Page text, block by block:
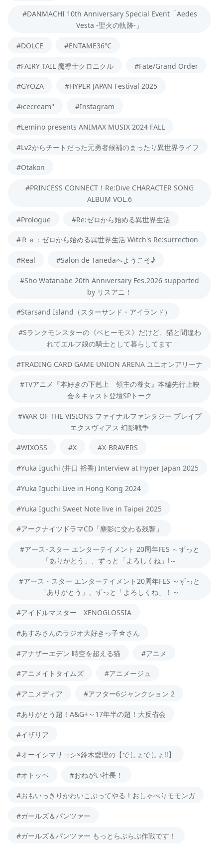
#DANMACHI 10th Anniversary Special Event「Aedes
Vesta -聖火の軌跡-」
#DOLCE #ENTAME36℃
#FAIRY TAIL 魔導士クロニクル #Fate/Grand Order
#GYOZA #HYPER JAPAN Festival 2025
#icecream° #Instagram
#Lemino presents ANIMAX MUSIX 2024 FALL
#Lv2からチートだった元勇者候補のまったり異世界ライフ
#Otakon
#PRINCESS CONNECT！Re:Dive CHARACTER SONG
ALBUM VOL.6
#Prologue #Re:ゼロから始める異世界生活
#Ｒｅ：ゼロから始める異世界生活 Witch's Re:surrection
#Real #Salon de Tanedaへようこそ♪
#Sho Watanabe 20th Anniversary Fes.2026 supported
by リスアニ！
#Starsand Island（スターサンド・アイランド）
#Sランクモンスターの《ベヒーモス》だけど、猫と間違わ
れてエルフ娘の騎士として暮らしてます
#TRADING CARD GAME UNION ARENA ユニオンアリーナ
#TVアニメ『本好きの下剋上 領主の養女』本編先行上映
会＆キャスト登壇SPトーク
#WAR OF THE VISIONS ファイナルファンタジー ブレイブ
エクスヴィアス 幻影戦争
#WIXOSS #X #X-BRAVERS
#Yuka Iguchi (井口 裕香) Interview at Hyper Japan 2025
#Yuka Iguchi Live in Hong Kong 2024
#Yuka Iguchi Sweet Note live in Taipei 2025
#アークナイツドラマCD「塵影に交わる残響」
#アース･スター エンターテイメント 20周年FES ～ずっと
「ありがとう」、ずっと「よろしくね」!～
#アース・スター エンターテイメント20周年FES ～ずっと
「ありがとう」、ずっと「よろしくね」！～
#アイドルマスター XENOGLOSSIA
#あすみさんのラジオ大好きっ子☆さん
#アナザーエデン 時空を超える猫 #アニメ
#アニメイトタイムズ #アニメージュ
#アニメディア #アフター6ジャンクション 2
#ありがとう超！A&G+～17年半の超！大反省会
#イザリア
#オーイシマサヨシ×鈴木愛理の【でしょでしょ!!】
#オトッペ #おねがい社長！
#おもいっきりかわいこぶってやる！おしゃべりモモンガ
#ガールズ＆パンツァー
#ガールズ＆パンツァー もっとらぶらぶ作戦です！